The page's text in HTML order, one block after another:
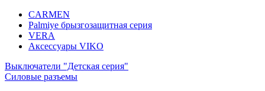
CARMEN
Palmiye брызгозащитная серия
VERA
Аксессуары VIKO
Выключатели "Детская серия"
Силовые разъемы